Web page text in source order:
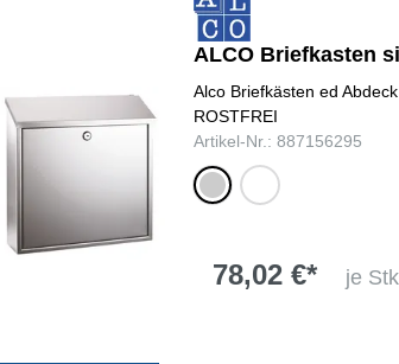
folgenden Nummer bei
0731 977197-0
ALCO Briefkasten
Alco Briefkästen ed
ROSTFREI
Artikel-Nr.: 887156295
silber weiß
78,02 €* je